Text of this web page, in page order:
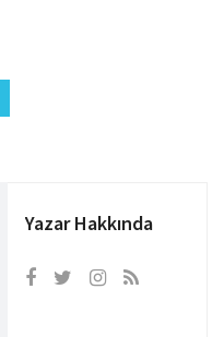
Yazar Hakkında